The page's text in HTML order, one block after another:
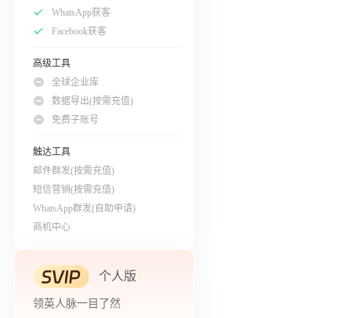
WhatsApp获客
Facebook获客
高级工具
全球企业库
数据导出(按需充值)
免费子账号
触达工具
邮件群发(按需充值)
短信营销(按需充值)
WhatsApp群发(自助申请)
商机中心
个人版
领英人脉一目了然